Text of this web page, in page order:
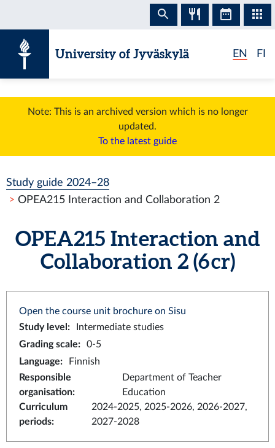
University of Jyväskylä EN FI
Note: This is an archived version which is no longer
updated.
To the latest guide
Study guide 2024–28
OPEA215 Interaction and Collaboration 2
OPEA215 Interaction and
Collaboration 2 (6 cr)
Open the course unit brochure on Sisu
Study level :
Intermediate studies
Grading scale:
0-5
Language:
Finnish
Responsible
organisation:
Department of Teacher
Education
Curriculum
periods:
2024-2025, 2025-2026, 2026-2027,
2027-2028